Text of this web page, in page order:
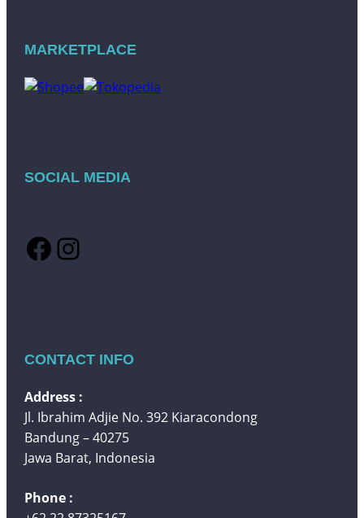
MARKETPLACE
SOCIAL MEDIA
Facebook Instagram
CONTACT INFO
Address :
Jl. Ibrahim Adjie No. 392 Kiaracondong
Bandung – 40275
Jawa Barat, Indonesia
Phone :